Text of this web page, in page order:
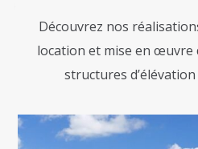
Découvrez nos
location et mise en œuvre
structures